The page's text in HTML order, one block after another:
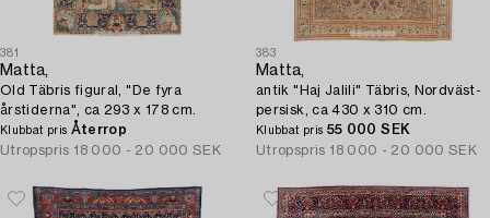
381
Matta,
Old Täbris figural, "De fyra
årstiderna", ca 293 x 178 cm.
Klubbat pris Återrop
Utropspris 18 000 - 20 000 SEK
383
Matta,
antik "Haj Jalili" Täbris, Nordväst-
persisk, ca 430 x 310 cm.
Klubbat pris 55 000 SEK
Utropspris 18 000 - 20 000 SEK